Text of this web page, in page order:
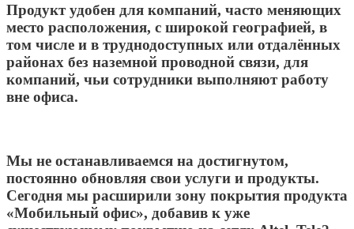
Продукт удобен для компаний, часто меняющих
место расположения, с широкой географией, в
том числе и в труднодоступных или отдалённых
районах без наземной проводной связи, для
компаний, чьи сотрудники выполняют работу
вне офиса.
Мы не останавливаемся на достигнутом,
постоянно обновляя свои услуги и продукты.
Сегодня мы расширили зону покрытия продукта
«Мобильный офис», добавив к уже